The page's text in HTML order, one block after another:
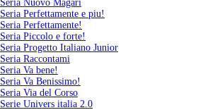
Seria Nuovo Magari
Seria Perfettamente e piu!
Seria Perfettamente!
Seria Piccolo e forte!
Seria Progetto Italiano Junior
Seria Raccontami
Seria Va bene!
Seria Va Benissimo!
Seria Via del Corso
Serie Univers italia 2.0